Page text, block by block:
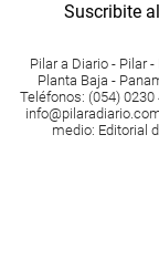
Suscribite
Pilar a Diario - Pilar
Planta Baja -
Teléfonos: (054)
medio: Editorial